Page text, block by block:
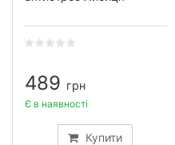
489 грн
Купити
Є в наявності